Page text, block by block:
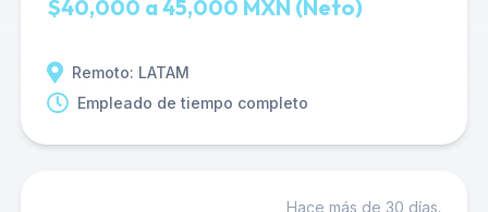
$40,000 a 45,000 MXN (Neto)
Remoto: LATAM
Empleado de tiempo completo
Hace más de 30 días.